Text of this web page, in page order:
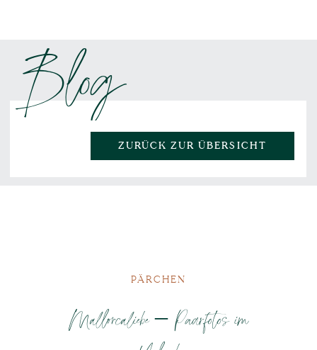
Blog
ZURÜCK ZUR ÜBERSICHT
PÄRCHEN
Mallorcaliebe – Paarfotos im